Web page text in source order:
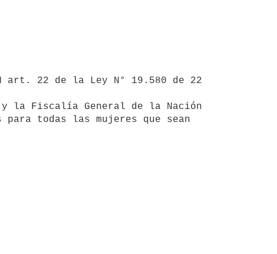
para todas las mujeres que sean